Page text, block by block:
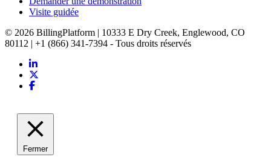
Visite guidée
© 2026 BillingPlatform | 10333 E Dry Creek, Englewood, CO
80112 | +1 (866) 341-7394 - Tous droits réservés
Fermer